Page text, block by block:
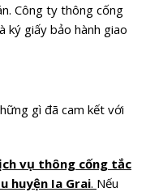
Công ty thông cống
ký giấy bảo hành giao
gì đã cam kết với
vụ thông cống tắc
huyện Ia Grai. Nếu